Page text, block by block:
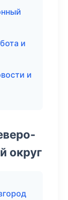
и
и
округ